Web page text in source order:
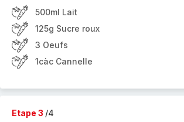
500ml Lait
125g Sucre roux
3 Oeufs
1càc Cannelle
Etape 3 /4